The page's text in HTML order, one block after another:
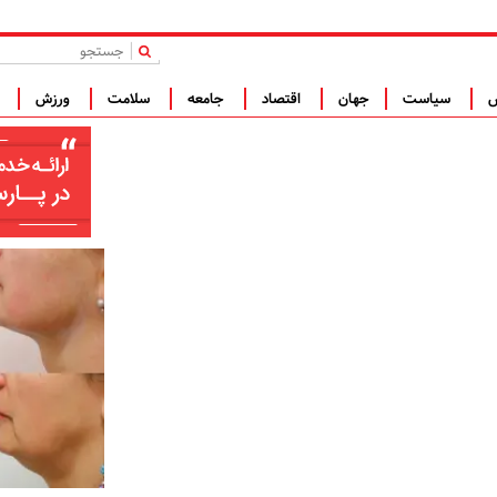
|
سیاست جهان اقتصاد جامعه سلامت ورزش